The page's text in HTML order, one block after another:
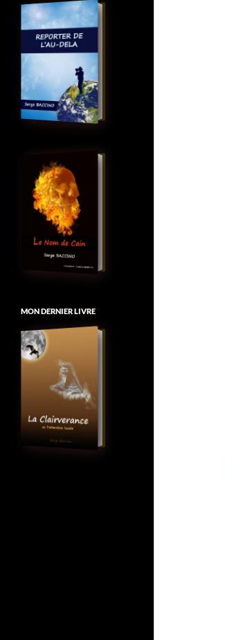
MON DERNIER LIVRE